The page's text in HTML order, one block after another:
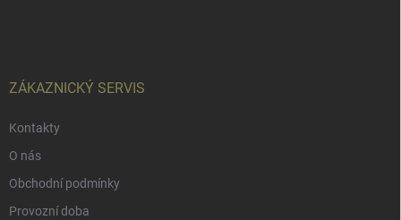
ZÁKAZNICKÝ SERVIS
Kontakty
O nás
Obchodní podmínky
Provozní doba